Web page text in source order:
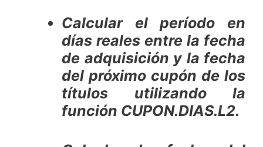
Calcular el período en
días reales entre la fecha
de adquisición y la fecha
del próximo cupón de los
títulos utilizando la
función CUPON.DIAS.L2.